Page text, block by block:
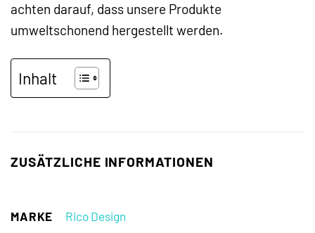
achten darauf, dass unsere Produkte
umweltschonend hergestellt werden.
Inhalt
ZUSÄTZLICHE INFORMATIONEN
MARKE Rico Design